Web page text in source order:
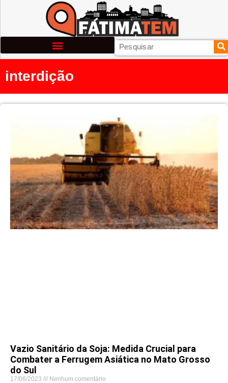
interdição
Vazio Sanitário da Soja: Medida Crucial para
Combater a Ferrugem Asiática no Mato Grosso
do Sul
17/06/2023 Nenhum comentário